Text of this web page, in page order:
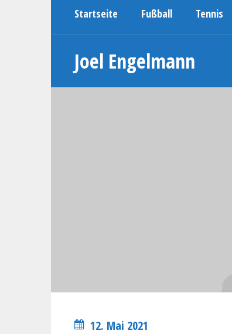
Startseite Fußball Tennis
Joel Engelmann
12. Mai 2021